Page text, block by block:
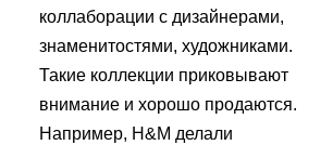
коллаборации с дизайнерами,
знаменитостями, художниками.
Такие коллекции приковывают
внимание и хорошо продаются.
Например, H&M делали